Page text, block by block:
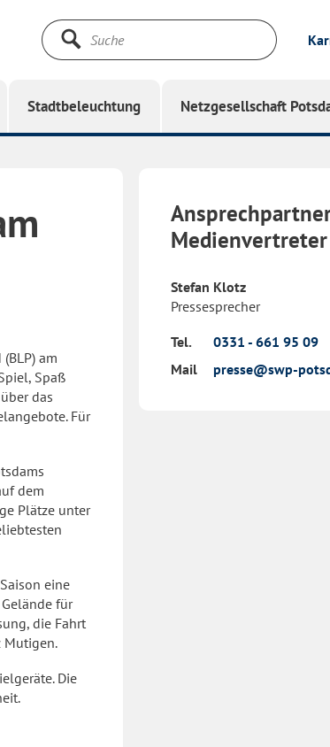
Suche
Stadtbeleuchtung Netzgesellschaft
am
Spaß
das
Für
dem
Plätze unter
eine
für
die Fahrt
Mutigen.
Die
Medienvertreter
Stefan Klotz
Pressesprecher
Tel.
0331 - 661 95 09
Mail
presse@swp-